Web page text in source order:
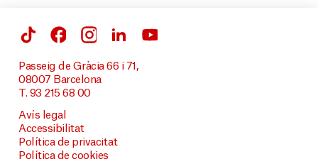
Passeig de Gràcia 66 i 71,
08007 Barcelona
T. 93 215 68 00
Avís legal
Accessibilitat
Política de privacitat
Política de cookies